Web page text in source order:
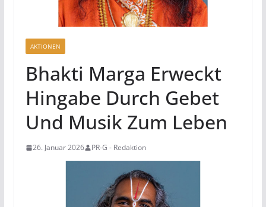
AKTIONEN
Bhakti Marga Erweckt
Hingabe Durch Gebet
Und Musik Zum Leben
26. Januar 2026 PR-G - Redaktion